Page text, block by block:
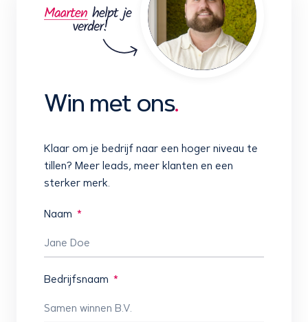
Win met ons.
Klaar om je bedrijf naar een hoger niveau te
tillen? Meer leads, meer klanten en een
sterker merk.
Naam
Bedrijfsnaam